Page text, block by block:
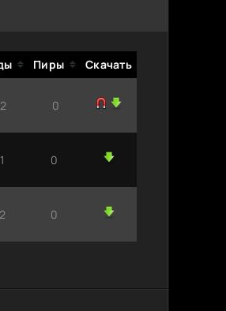
Пиры
Скачать
2 0
1 0
2 0